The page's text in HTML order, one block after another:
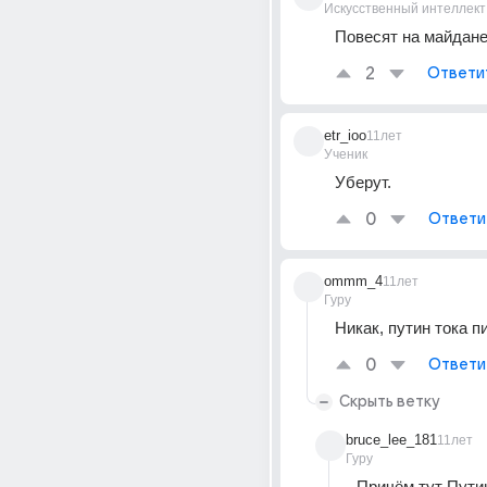
Искусственный интеллект
Повесят на майдане
2
etr_ioo
Ученик
11лет
Уберут.
0
ommm_4
Гуру
11лет
Никак, путин тока
0
Скрыть ветку
bruce_lee_181
Гуру
11лет